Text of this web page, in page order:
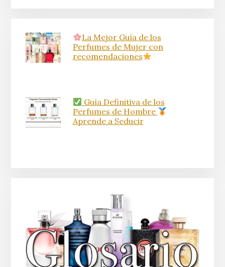
La Mejor Guía de los
Perfumes de Mujer con
recomendaciones
Guía Definitiva de los
Perfumes de Hombre
Aprende a Seducir